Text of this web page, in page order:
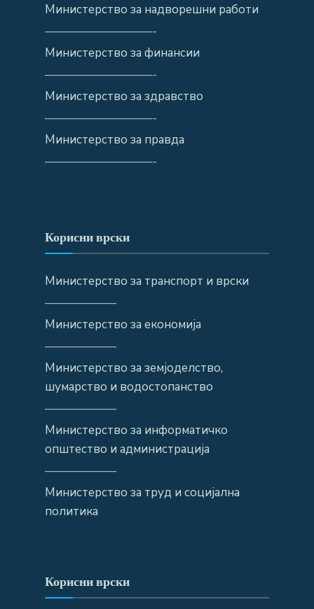
Министерство за надворешни работи
—————————-
Министерство за финансии
—————————-
Министерство за здравство
—————————-
Министерство за правда
—————————-
Корисни врски
Министерство за транспорт и врски
——————
Министерство за економија
——————
Министерство за земјоделство,
шумарство и водостопанство
——————
Министерство за информатичко
општество и администрација
——————
Министерство за труд и социјална
политика
Корисни врски